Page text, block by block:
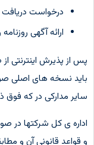
درخواست
ارائه آگهی
پس از پذیرش اینترنتی
باید نسخه های اصلی
سایر مدارکی در که فوق
اداره ی کل شرکتها
و قواعد قانونی آن و